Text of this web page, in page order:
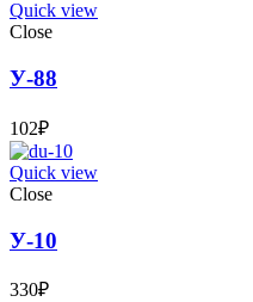
Quick view
Close
У-88
102₽
Quick view
Close
У-10
330₽